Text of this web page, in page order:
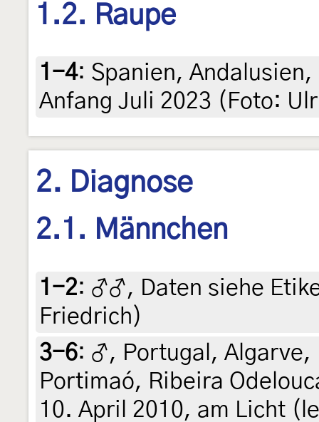
1.2. Raupe
1-4: Spanien,
Anfang Juli 2023 (Foto:
2. Diagnose
2.1. Männchen
1-2: ♂♂, Daten siehe
Friedrich)
3-6: ♂, Portugal, Algarve,
Portimaó, Ribeira
10. April 2010, am Licht